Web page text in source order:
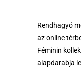
Rendhagyó
az online
Féminin
alapdarabja